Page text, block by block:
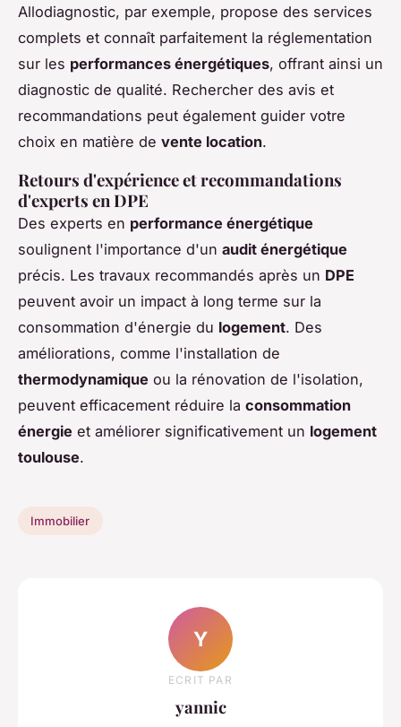
Allodiagnostic, par exemple, propose des services
complets et connaît parfaitement la réglementation
sur les performances énergétiques, offrant ainsi un
diagnostic de qualité. Rechercher des avis et
recommandations peut également guider votre
choix en matière de vente location.
Retours d'expérience et recommandations
d'experts en DPE
Des experts en performance énergétique
soulignent l'importance d'un audit énergétique
précis. Les travaux recommandés après un DPE
peuvent avoir un impact à long terme sur la
consommation d'énergie du logement. Des
améliorations, comme l'installation de
thermodynamique ou la rénovation de l'isolation,
peuvent efficacement réduire la consommation
énergie et améliorer significativement un logement
toulouse.
Immobilier
Y
ECRIT PAR
yannic